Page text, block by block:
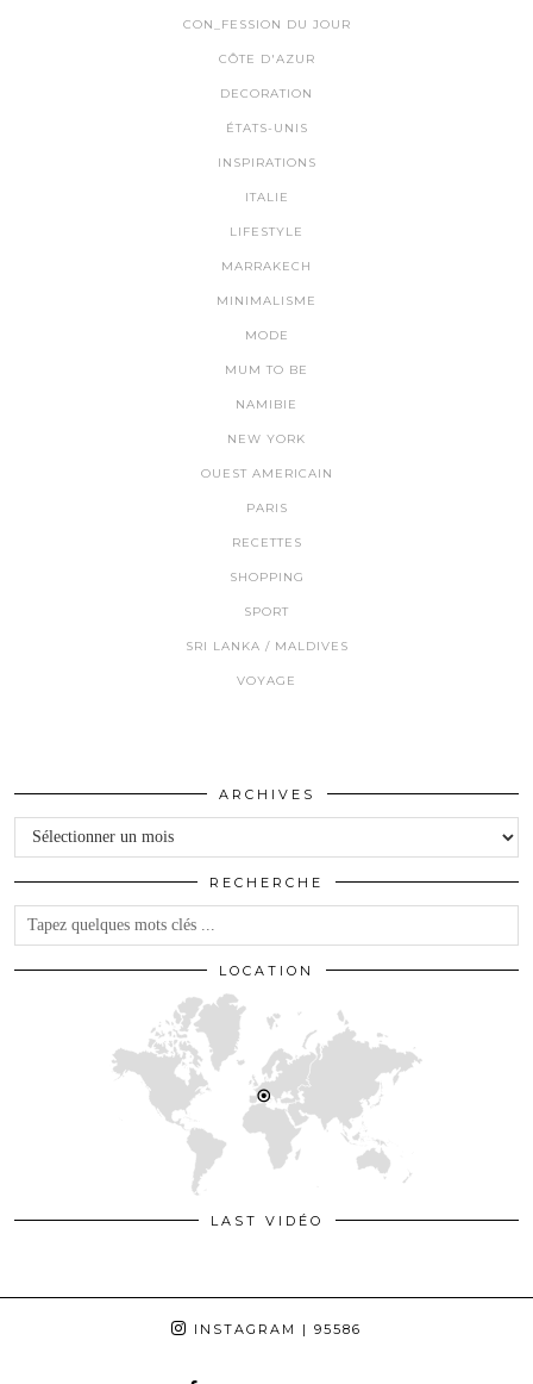
CON_FESSION DU JOUR
CÔTE D'AZUR
DECORATION
ÉTATS-UNIS
INSPIRATIONS
ITALIE
LIFESTYLE
MARRAKECH
MINIMALISME
MODE
MUM TO BE
NAMIBIE
NEW YORK
OUEST AMERICAIN
PARIS
RECETTES
SHOPPING
SPORT
SRI LANKA / MALDIVES
VOYAGE
ARCHIVES
Archives
RECHERCHE
LOCATION
LAST VIDÉO
INSTAGRAM | 95586